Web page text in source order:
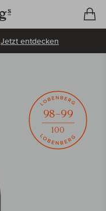
Jetzt entdecken
98–99
100